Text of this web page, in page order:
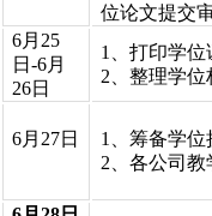
位论文提交
6月25
日-6月
26日
1、打印学
2、整理学位
6月27日
1、筹备学位
2、各公司